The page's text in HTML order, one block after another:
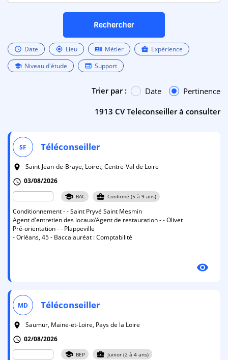
Rechercher
schedule Date my_location Lieu recent_actors Métier business_center Expérience
school Niveau d'étude web Support
1913 CV Teleconseiller à consulter
Trier par : Date Pertinence
SF Téléconseiller
room
Saint-Jean-de-Braye, Loiret, Centre-Val de Loire
schedule 03/08/2026
school BAC business_center Confirmé (5 à 9 ans)
Conditionnement - - Saint Pryvé Saint Mesmin
Agent d'entretien des locaux/Agent de restauration - - Olivet
Pré-orientation - - Plappeville
- Orléans, 45 - Baccalauréat : Comptabilité
visibility
MD Téléconseiller
room
Saumur, Maine-et-Loire, Pays de la Loire
schedule 02/08/2026
school BEP business_center Junior (2 à 4 ans)